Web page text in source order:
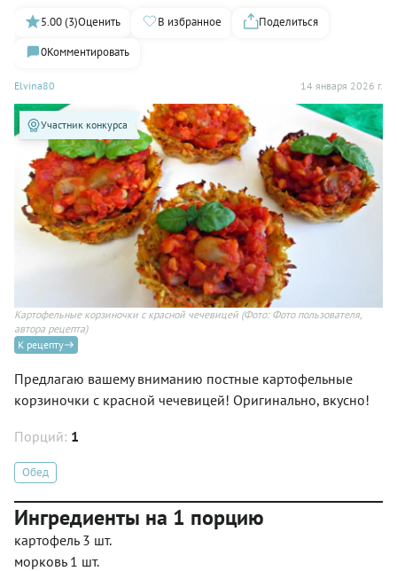
Elvina80 14 января 2026 г.
5.00 (3)Оценить В избранное
Поделиться
0Комментировать
Участник конкурса
Картофельные корзиночки с красной чечевицей (Фото: Фото пользователя,
автора рецепта)
К рецепту
Предлагаю вашему вниманию постные картофельные
корзиночки с красной чечевицей! Оригинально, вкусно!
Порций: 1
Обед
Ингредиенты на 1 порцию
картофель 3 шт.
морковь 1 шт.